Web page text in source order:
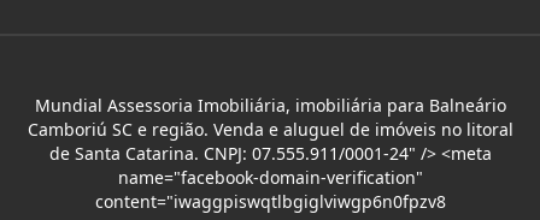
Mundial Assessoria Imobiliária, imobiliária para Balneário
Camboriú SC e região. Venda e aluguel de imóveis no litoral
de Santa Catarina. CNPJ: 07.555.911/0001-24" /> <meta
name="facebook-domain-verification"
content="iwaggpiswqtlbgiglviwgp6n0fpzv8